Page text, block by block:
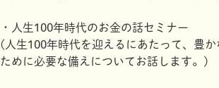
・人生100年時代のお金の話セミナー
(人生100年時代を迎えるにあたって、豊か
ために必要な備えについてお話します。)